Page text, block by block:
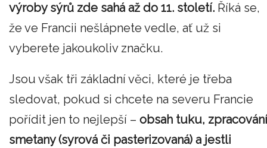
výroby sýrů zde sahá až do 11. století. Říká se,
že ve Francii nešlápnete vedle, ať už si
vyberete jakoukoliv značku.
Jsou však tři základní věci, které je třeba
sledovat, pokud si chcete na severu Francie
pořídit jen to nejlepší – obsah tuku, zpracování
smetany (syrová či pasterizovaná) a jestli